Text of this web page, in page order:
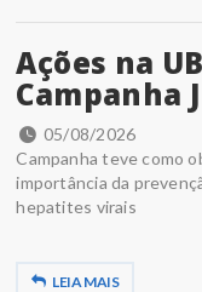
Ações na
Campanha
05/08/2026
Campanha teve como
importância da
hepatites virais
LEIA MAIS